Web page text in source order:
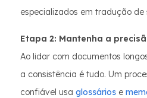
especializados em tradução de
Etapa 2: Mantenha a
Ao lidar com documentos
a consistência é tudo. Um
confiável usa glossários e